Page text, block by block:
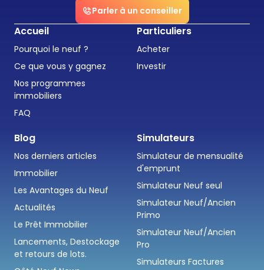
Parler à un conseiller
Accueil
Pourquoi le neuf ?
Ce que vous y gagnez
Nos programmes
immobiliers
FAQ
Particuliers
Acheter
Investir
Blog
Nos derniers articles
Immobilier
Les Avantages du Neuf
Actualités
Le Prêt Immobilier
Lancements, Destockage
et retours de lots.
Simulateurs
Simulateur de mensualité
d'emprunt
Simulateur Neuf seul
Simulateur Neuf/Ancien
Primo
Simulateur Neuf/Ancien
Pro
Simulateurs Factures